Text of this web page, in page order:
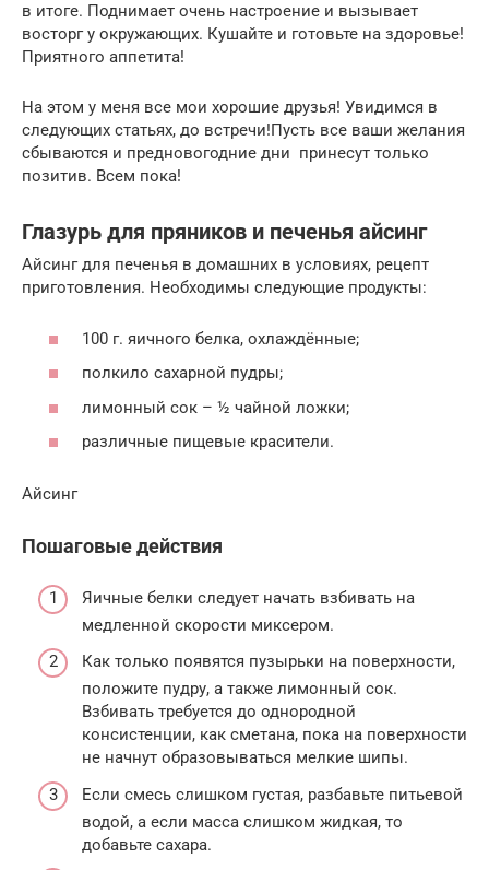
в итоге. Поднимает очень настроение и вызывает
восторг у окружающих. Кушайте и готовьте на здоровье!
Приятного аппетита!
На этом у меня все мои хорошие друзья! Увидимся в
следующих статьях, до встречи!Пусть все ваши желания
сбываются и предновогодние дни принесут только
позитив. Всем пока!
Глазурь для пряников и печенья айсинг
Айсинг для печенья в домашних в условиях, рецепт
приготовления. Необходимы следующие продукты:
100 г. яичного белка, охлаждённые;
полкило сахарной пудры;
лимонный сок – ½ чайной ложки;
различные пищевые красители.
Айсинг
Пошаговые действия
Яичные белки следует начать взбивать на
медленной скорости миксером.
Как только появятся пузырьки на поверхности,
положите пудру, а также лимонный сок.
Взбивать требуется до однородной
консистенции, как сметана, пока на поверхности
не начнут образовываться мелкие шипы.
Если смесь слишком густая, разбавьте питьевой
водой, а если масса слишком жидкая, то
добавьте сахара.